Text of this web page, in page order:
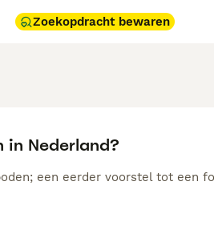
Zoekopdracht bewaren
in Nederland?
een eerder voorstel tot een